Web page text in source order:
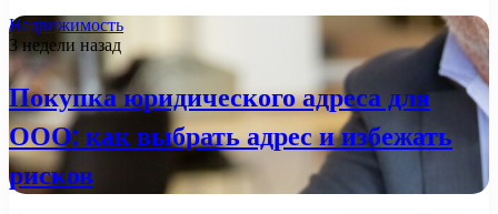
Недвижимость
3 недели назад
Покупка юридического адреса для
ООО: как выбрать адрес и избежать
рисков